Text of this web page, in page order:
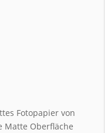
Fotopapier von
Matte Oberfläche